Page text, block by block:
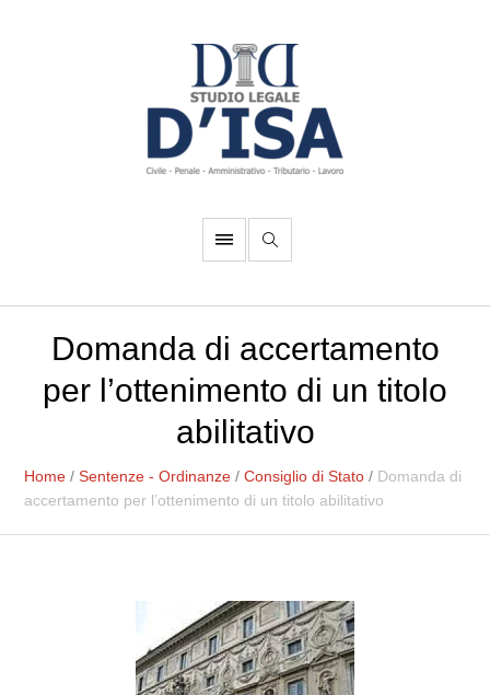
Domanda di accertamento
per l’ottenimento di un titolo
abilitativo
Home /Sentenze - Ordinanze /Consiglio di Stato / Domanda di
accertamento per l’ottenimento di un titolo abilitativo